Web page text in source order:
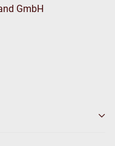
GmbH